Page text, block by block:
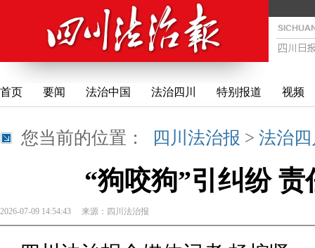
首页 要闻 法治中国 法治四川 特别报道 视频
您当前的位置： 四川法治报 > 法治
“狗咬狗”引纠纷
2026-07-09 14:54:43 来源： 四川法治报